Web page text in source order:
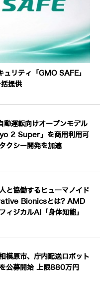
リティ「GMO SAFE」
提供
動運転向けオープンモデル
2 Super」を商用利用可
クシー開発を加速
と協働するヒューマノイド
Bionicsとは? AMD
ィジカルAI「身体知能」
模原市、庁内配送ロボット
公募開始 上限880万円